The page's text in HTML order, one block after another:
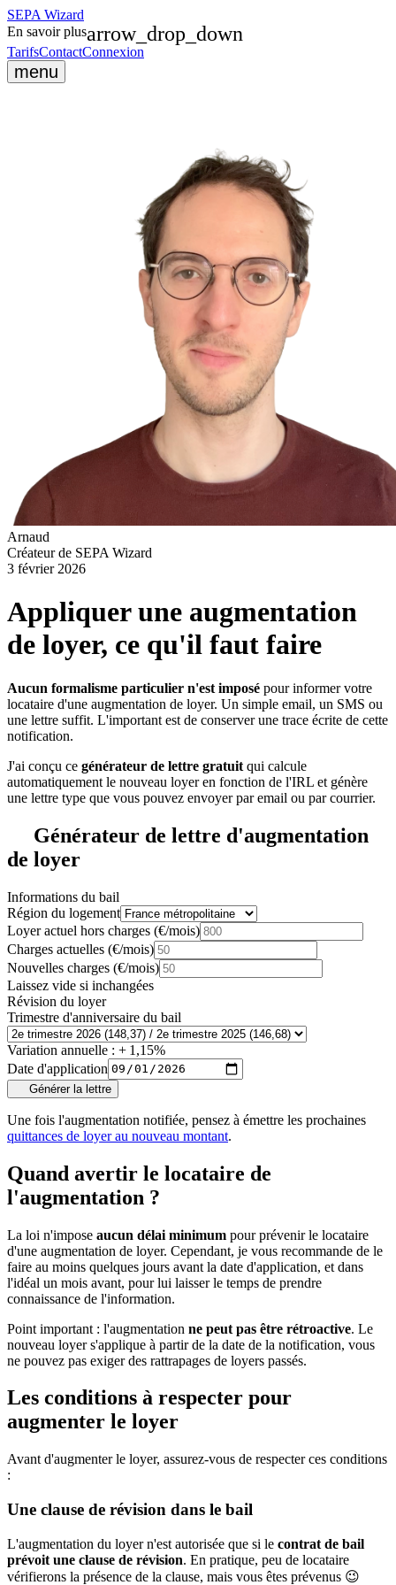
SEPA Wizard
En savoir plusarrow_drop_down
TarifsContactConnexion
menu
Arnaud
Créateur de SEPA Wizard
3 février 2026
Appliquer une augmentation
de loyer, ce qu'il faut faire
Aucun formalisme particulier n'est imposé pour informer votre
locataire d'une augmentation de loyer. Un simple email, un SMS ou
une lettre suffit. L'important est de conserver une trace écrite de cette
notification.
J'ai conçu ce générateur de lettre gratuit qui calcule
automatiquement le nouveau loyer en fonction de l'IRL et génère
une lettre type que vous pouvez envoyer par email ou par courrier.
Générateur de lettre d'augmentation
de loyer
Informations du bail
Région du logement
Loyer actuel hors charges (€/mois)
Charges actuelles (€/mois)
Nouvelles charges (€/mois)
Laissez vide si inchangées
Révision du loyer
Trimestre d'anniversaire du bail
Variation annuelle : + 1,15%
Date d'application
Générer la lettre
Une fois l'augmentation notifiée, pensez à émettre les prochaines
quittances de loyer au nouveau montant.
Quand avertir le locataire de
l'augmentation ?
La loi n'impose aucun délai minimum pour prévenir le locataire
d'une augmentation de loyer. Cependant, je vous recommande de le
faire au moins quelques jours avant la date d'application, et dans
l'idéal un mois avant, pour lui laisser le temps de prendre
connaissance de l'information.
Point important : l'augmentation ne peut pas être rétroactive. Le
nouveau loyer s'applique à partir de la date de la notification, vous
ne pouvez pas exiger des rattrapages de loyers passés.
Les conditions à respecter pour
augmenter le loyer
Avant d'augmenter le loyer, assurez-vous de respecter ces conditions
:
Une clause de révision dans le bail
L'augmentation du loyer n'est autorisée que si le contrat de bail
prévoit une clause de révision. En pratique, peu de locataire
vérifierons la présence de la clause, mais vous êtes prévenus 😉